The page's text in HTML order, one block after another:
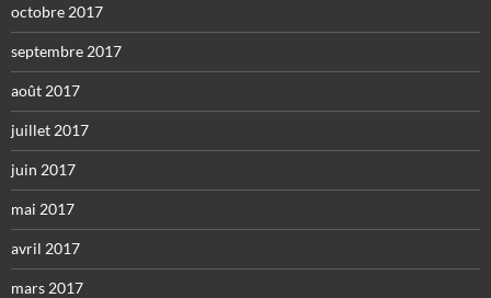
octobre 2017
septembre 2017
août 2017
juillet 2017
juin 2017
mai 2017
avril 2017
mars 2017